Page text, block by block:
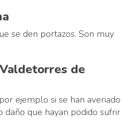
se den portazos. Son muy
de
ejemplo si se han averiado
que hayan podido sufrir